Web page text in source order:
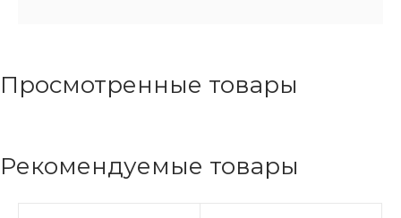
Просмотренные товары
Рекомендуемые товары